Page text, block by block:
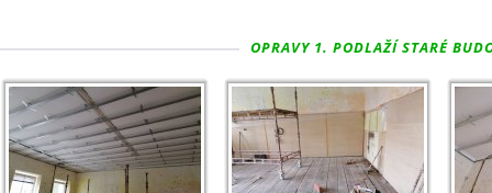
OPRAVY 1. PODLAŽÍ STARÉ